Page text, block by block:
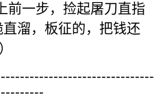
前一步，捡起屠刀直指
溜，板征的，把钱还